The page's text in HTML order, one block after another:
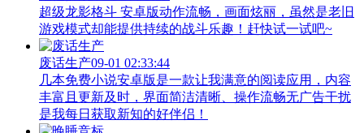
超级龙影格斗 安卓版动作流畅，画面炫丽，虽然是老旧
游戏模式却能提供持续的战斗乐趣！赶快试一试吧~
废话生产09-01 02:33:44
几本免费小说安卓版是一款让我满意的阅读应用，内容
丰富且更新及时，界面简洁清晰、操作流畅无广告干扰
是我每日获取新知的好伴侣！